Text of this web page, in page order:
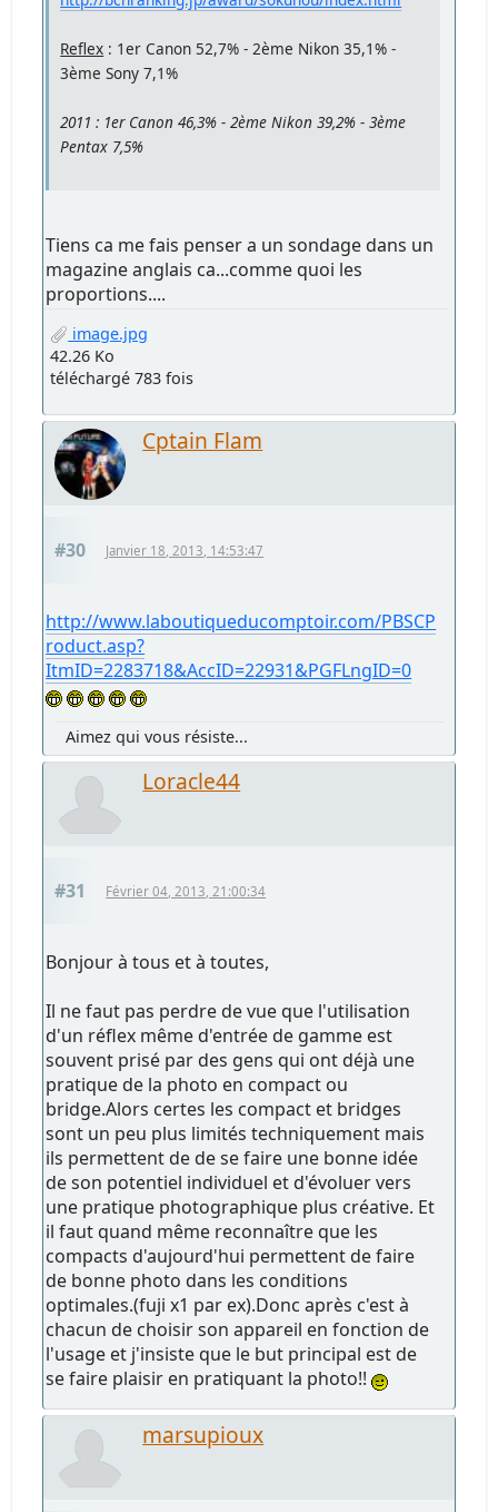
Reflex : 1er Canon 52,7% - 2ème Nikon 35,1% -
3ème Sony 7,1%
2011 : 1er Canon 46,3% - 2ème Nikon 39,2% - 3ème
Pentax 7,5%
Tiens ca me fais penser a un sondage dans un
magazine anglais ca...comme quoi les
proportions....
image.jpg
42.26 Ko
téléchargé 783 fois
Cptain Flam
#30 Janvier 18, 2013, 14:53:47
http://www.laboutiqueducomptoir.com/PBSCP
roduct.asp?
ItmID=2283718&AccID=22931&PGFLngID=0
Aimez qui vous résiste...
Loracle44
#31 Février 04, 2013, 21:00:34
Bonjour à tous et à toutes,
Il ne faut pas perdre de vue que l'utilisation
d'un réflex même d'entrée de gamme est
souvent prisé par des gens qui ont déjà une
pratique de la photo en compact ou
bridge.Alors certes les compact et bridges
sont un peu plus limités techniquement mais
ils permettent de de se faire une bonne idée
de son potentiel individuel et d'évoluer vers
une pratique photographique plus créative. Et
il faut quand même reconnaître que les
compacts d'aujourd'hui permettent de faire
de bonne photo dans les conditions
optimales.(fuji x1 par ex).Donc après c'est à
chacun de choisir son appareil en fonction de
l'usage et j'insiste que le but principal est de
se faire plaisir en pratiquant la photo!!
marsupioux